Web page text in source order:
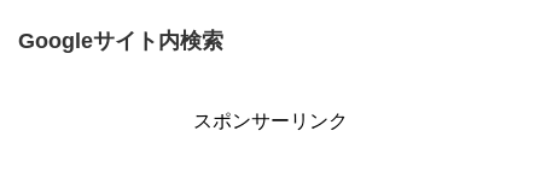
Googleサイト内検索
スポンサーリンク